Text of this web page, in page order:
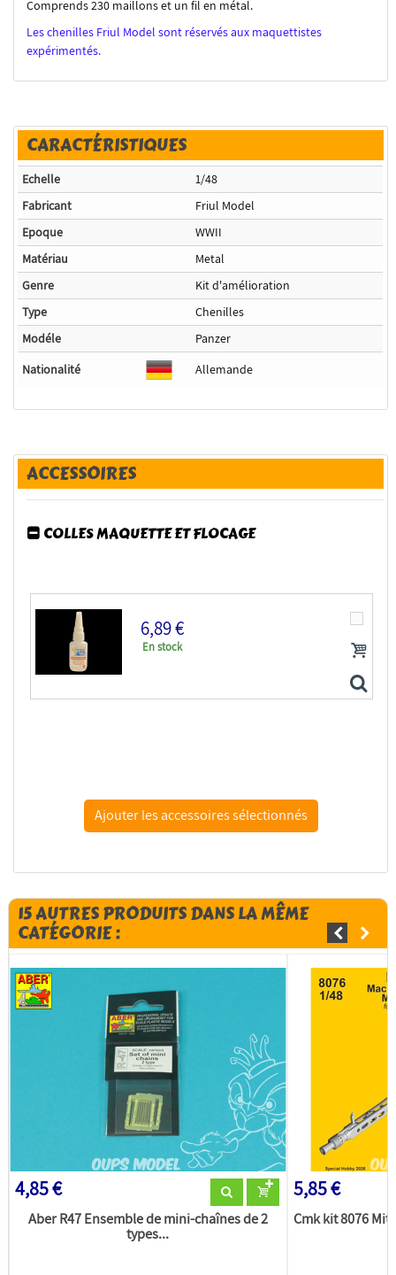
Comprends 230 maillons et un fil en métal.
Les chenilles Friul Model sont réservés aux maquettistes
expérimentés.
CARACTÉRISTIQUES
Echelle
1/48
Fabricant
Friul Model
Epoque
WWII
Matériau
Metal
Genre
Kit d'amélioration
Type
Chenilles
Modéle
Panzer
Nationalité
Allemande
ACCESSOIRES
COLLES MAQUETTE ET FLOCAGE
6,89 €
En stock
Colle 21 colle cyanoacrylate anaérobie 20g
15 AUTRES PRODUITS DANS LA MÊME
CATÉGORIE :
4,85 €
Aber R47 Ensemble de mini-chaînes de 2
types...
5,85 €
Cmk kit 8076